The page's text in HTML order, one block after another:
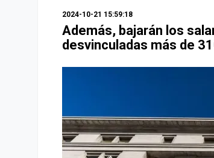
2024-10-21 15:59:18
Además, bajarán los
desvinculadas más de